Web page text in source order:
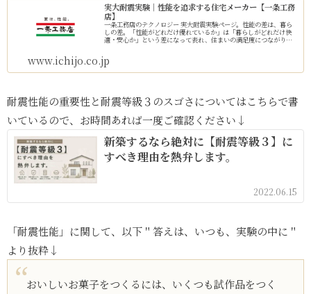
実大耐震実験｜性能を追求する住宅メーカー【一条工務
店】
一条工務店のテクノロジー 実大耐震実験ページ。性能の差は、暮ら
しの差。「性能がどれだけ優れているか」は「暮らしがどれだけ快
適・安心か」という差になって表れ、住まいの満足度につながりま
www.ichijo.co.jp
耐震性能の重要性と耐震等級３のスゴさについてはこちらで書
いているので、お時間あれば一度ご確認ください↓
新築するなら絶対に【耐震等級３】に
すべき理由を熱弁します。
2022.06.15
「耐震性能」に関して、以下＂答えは、いつも、実験の中に＂
より抜粋↓
おいしいお菓子をつくるには、いくつも試作品をつく